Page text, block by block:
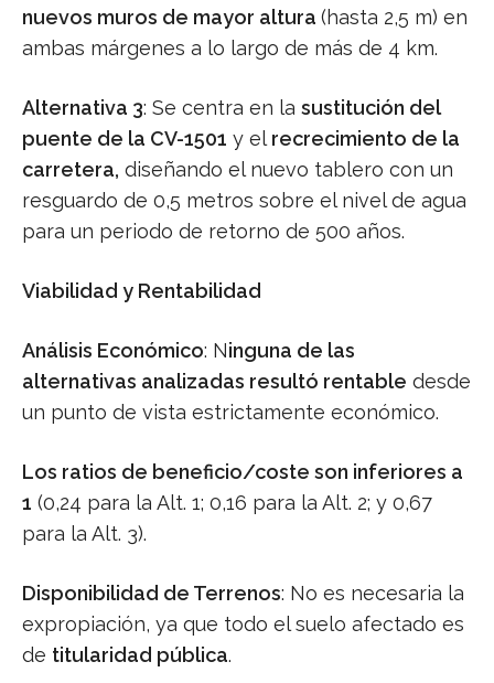
nuevos muros de mayor altura (hasta 2,5 m) en
ambas márgenes a lo largo de más de 4 km.
Alternativa 3: Se centra en la sustitución del
puente de la CV-1501 y elrecrecimiento de la
carretera, diseñando el nuevo tablero con un
resguardo de 0,5 metros sobre el nivel de agua
para un periodo de retorno de 500 años.
Viabilidad y Rentabilidad
Análisis Económico: Ninguna de las
alternativas analizadas resultó rentable desde
un punto de vista estrictamente económico.
Los ratios de beneficio/coste son inferiores a
1 (0,24 para la Alt. 1; 0,16 para la Alt. 2; y 0,67
para la Alt. 3).
Disponibilidad de Terrenos: No es necesaria la
expropiación, ya que todo el suelo afectado es
de titularidad pública.